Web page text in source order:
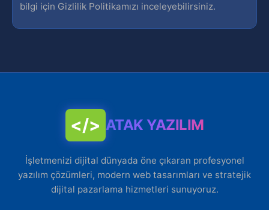
bilgi için Gizlilik Politikamızı inceleyebilirsiniz.
</> ATAK YAZILIM
İşletmenizi dijital dünyada öne çıkaran profesyonel
yazılım çözümleri, modern web tasarımları ve stratejik
dijital pazarlama hizmetleri sunuyoruz.